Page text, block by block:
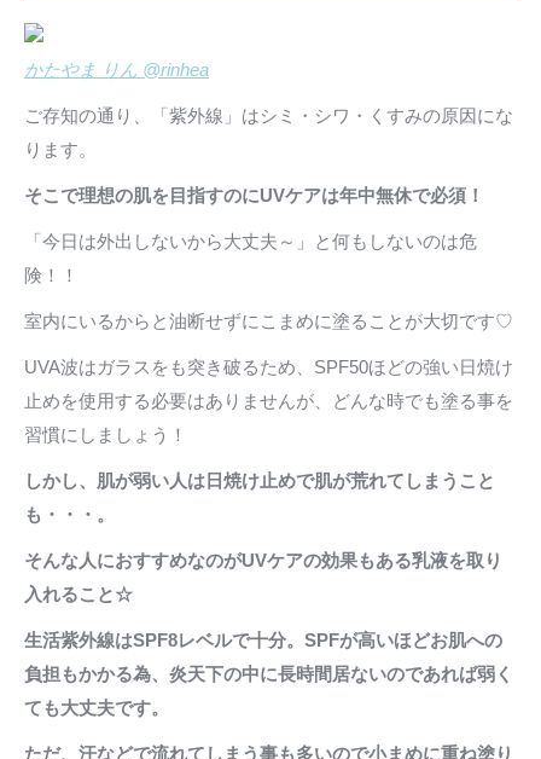
かたやま りん @rinhea
ご存知の通り、「紫外線」はシミ・シワ・くすみの原因にな
ります。
そこで理想の肌を目指すのにUVケアは年中無休で必須！
「今日は外出しないから大丈夫～」と何もしないのは危
険！！
室内にいるからと油断せずにこまめに塗ることが大切です♡
UVA波はガラスをも突き破るため、SPF50ほどの強い日焼け
止めを使用する必要はありませんが、どんな時でも塗る事を
習慣にしましょう！
しかし、肌が弱い人は日焼け止めで肌が荒れてしまうこと
も・・・。
そんな人におすすめなのがUVケアの効果もある乳液を取り
入れること☆
生活紫外線はSPF8レベルで十分。SPFが高いほどお肌への
負担もかかる為、炎天下の中に長時間居ないのであれば弱く
ても大丈夫です。
ただ、汗などで流れてしまう事も多いので小まめに重ね塗り